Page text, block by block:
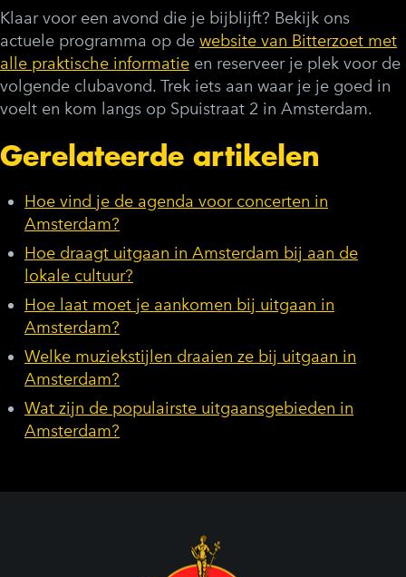
Klaar voor een avond die je bijblijft? Bekijk ons
actuele programma op de website van Bitterzoet met
alle praktische informatie en reserveer je plek voor de
volgende clubavond. Trek iets aan waar je je goed in
voelt en kom langs op Spuistraat 2 in Amsterdam.
Gerelateerde artikelen
Hoe vind je de agenda voor concerten in
Amsterdam?
Hoe draagt uitgaan in Amsterdam bij aan de
lokale cultuur?
Hoe laat moet je aankomen bij uitgaan in
Amsterdam?
Welke muziekstijlen draaien ze bij uitgaan in
Amsterdam?
Wat zijn de populairste uitgaansgebieden in
Amsterdam?